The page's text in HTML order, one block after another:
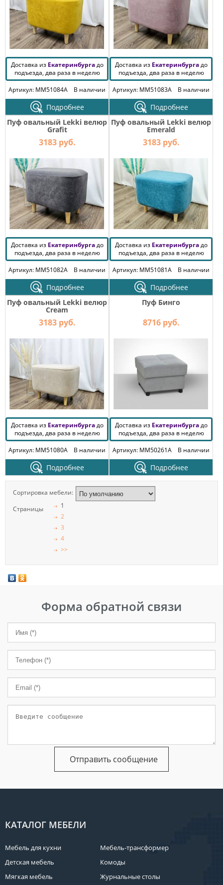
Доставка из Екатеринбургадо
подъезда, два раза в неделю
Артикул: MM51084A
В наличии
Подробнее
Доставка из Екатеринбургадо
подъезда, два раза в неделю
Артикул: MM51083A
В наличии
Подробнее
Пуф овальный Lekki велюр
Grafit
3183 руб.
Доставка из Екатеринбургадо
подъезда, два раза в неделю
Артикул: MM51082A
В наличии
Подробнее
Пуф овальный Lekki велюр
Emerald
3183 руб.
Доставка из Екатеринбургадо
подъезда, два раза в неделю
Артикул: MM51081A
В наличии
Подробнее
Пуф овальный Lekki велюр
Cream
3183 руб.
Доставка из Екатеринбургадо
подъезда, два раза в неделю
Артикул: MM51080A
В наличии
Подробнее
Пуф Бинго
8716 руб.
Доставка из Екатеринбургадо
подъезда, два раза в неделю
Артикул: MM50261A
В наличии
Подробнее
Сортировка мебели:
Страницы
1
2
3
4
>>
Форма обратной связи
КАТАЛОГ МЕБЕЛИ
Мебель для кухни
Детская мебель
Мягкая мебель
Мебель-трансформер
Комоды
Журнальные столы